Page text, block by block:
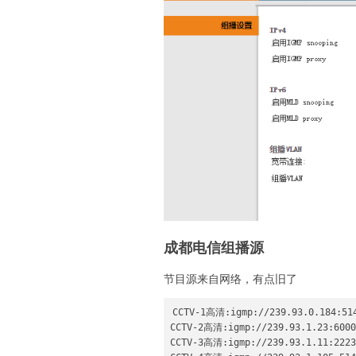
成都电信组播源
节目源来自网络，有点旧了
CCTV-1高清:igmp://
CCTV-2高清:igmp://239.93.1.23:6000
CCTV-3高清:igmp://239.93.1.11:2223